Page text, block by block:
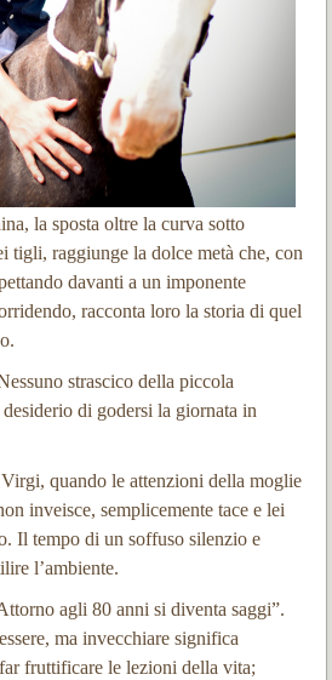
la sposta oltre la curva sotto
tigli, raggiunge la dolce metà che, con
davanti a un imponente
racconta loro la storia di quel
strascico della piccola
di godersi la giornata in
quando le attenzioni della moglie
inveisce, semplicemente tace e lei
Il tempo di un soffuso silenzio e
l’ambiente.
agli 80 anni si diventa saggi”.
ma invecchiare significa
fruttificare le lezioni della vita;